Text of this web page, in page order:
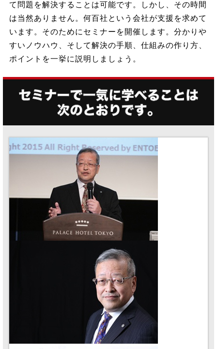
て問題を解決することは可能です。しかし、その時間
は当然ありません。何百社という会社が支援を求めて
います。そのためにセミナーを開催します。分かりや
すいノウハウ、そして解決の手順、仕組みの作り方、
ポイントを一挙に説明しましょう。